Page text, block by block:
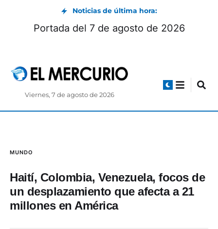
Noticias de última hora:
Cuenca: horarios y exposiciones
Haití, Colombia, Venezuela, focos de
un desplazamiento que afecta a 21